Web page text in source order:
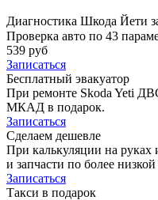
Диагностика Шкода Йети
Проверка авто по 43
539 руб
Записаться
Бесплатный эвакуатор
При ремонте Skoda Yeti
МКАД в подарок.
Записаться
Сделаем дешевле
При калькуляции на руках
и запчасти по более
Записаться
Такси в подарок